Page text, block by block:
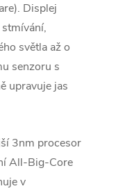
Displej
světla až o
senzoru s
upravuje jas
3nm procesor
All-Big-Core
v